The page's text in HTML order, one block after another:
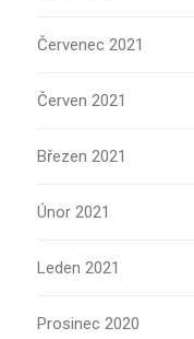
Červenec 2021
Červen 2021
Březen 2021
Únor 2021
Leden 2021
Prosinec 2020